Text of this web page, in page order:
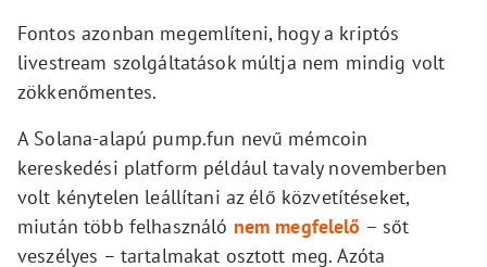
Fontos azonban megemlíteni, hogy a kriptós
livestream szolgáltatások múltja nem mindig volt
zökkenőmentes.
A Solana-alapú pump.fun nevű mémcoin
kereskedési platform például tavaly novemberben
volt kénytelen leállítani az élő közvetítéseket,
miután több felhasználó nem megfelelő – sőt
veszélyes – tartalmakat osztott meg. Azóta